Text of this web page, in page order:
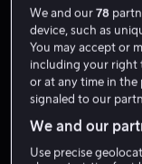
Teen Spirit
HD
We and our78
device, such as
You may accept or
including your right
or at any time in the
signaled to our
We and our
Use precise